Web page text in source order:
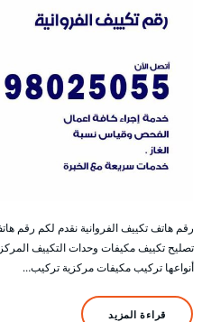
رقم هاتف تكييف الفروانية نقدم لكم رقم
تصليح تكييف مكيفات وحدات التكييف
أنواعها تركيب مكيفات مركزية تركيب…
قراءة المزيد